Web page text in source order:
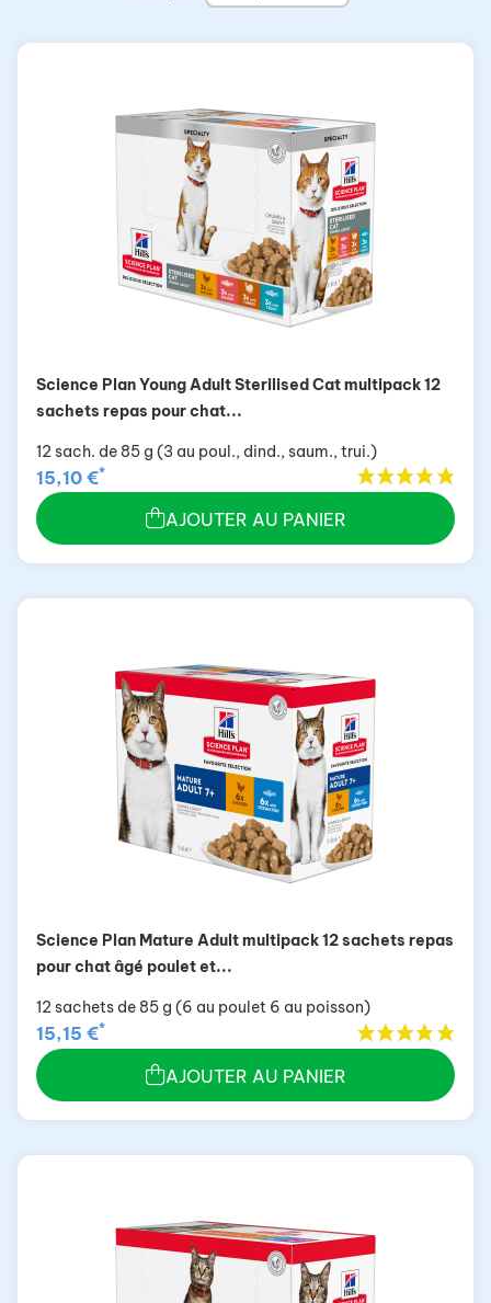
Science Plan Young Adult Sterilised Cat multipack 12
sachets repas pour chat...
12 sach. de 85 g (3 au poul., dind., saum., trui.)
15,10 €*
AJOUTER AU PANIER
Science Plan Mature Adult multipack 12 sachets repas
pour chat âgé poulet et...
12 sachets de 85 g (6 au poulet 6 au poisson)
15,15 €*
AJOUTER AU PANIER